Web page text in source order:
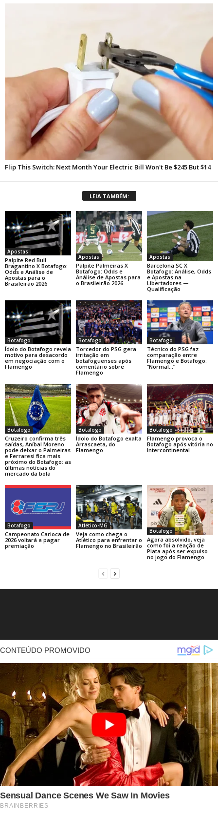
LEIA TAMBÉM:
Apostas
Palpite Red Bull
Bragantino X Botafogo:
Odds e Análise de
Apostas para o
Brasileirão 2026
Apostas
Palpite Palmeiras X
Botafogo: Odds e
Análise de Apostas para
o Brasileirão 2026
Apostas
Barcelona SC X
Botafogo: Análise, Odds
e Apostas na
Libertadores —
Qualificação
Botafogo
Ídolo do Botafogo revela
motivo para desacordo
em negociação com o
Flamengo
Botafogo
Torcedor do PSG gera
irritação em
botafoguenses após
comentário sobre
Flamengo
Botafogo
Técnico do PSG faz
comparação entre
Flamengo e Botafogo:
“Normal…”
Botafogo
Cruzeiro confirma três
saídas, Aníbal Moreno
pode deixar o Palmeiras
e Ferraresi fica mais
próximo do Botafogo: as
últimas notícias do
mercado da bola
Botafogo
Ídolo do Botafogo exalta
Arrascaeta, do
Flamengo
Botafogo
Flamengo provoca o
Botafogo após vitória no
Intercontinental
Botafogo
Campeonato Carioca de
2026 voltará a pagar
premiação
Atlético-MG
Veja como chega o
Atlético para enfrentar o
Flamengo no Brasileirão
Botafogo
Agora absolvido, veja
como foi a reação de
Plata após ser expulso
no jogo do Flamengo